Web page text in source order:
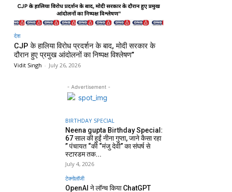
देश
CJP के हालिया विरोध प्रदर्शन के बाद, मोदी सरकार के
दौरान हुए प्रमुख आंदोलनों का निष्पक्ष विश्लेषण”
Vidit Singh - July 26, 2026
- Advertisement -
BIRTHDAY SPECIAL
Neena gupta Birthday Special:
67 साल की हुईं नीना गुप्ता, जाने कैसा रहा
” पंचायत “की “मंजु देवी” का संघर्ष से
स्टारडम तक...
July 4, 2026
टेक्नोलॉजी
OpenAI ने लॉन्च किया ChatGPT